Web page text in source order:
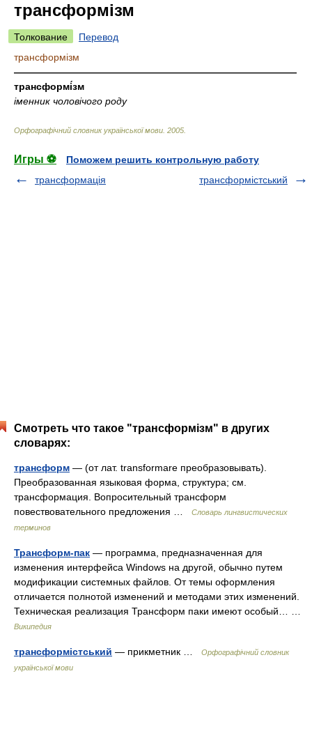
трансформізм
Толкование
Перевод
трансформізм
—————————————————————————————
трансформі́зм
іменник чоловічого роду
Орфографічний словник української мови 2005
Игры ⚽
Поможем решить контрольную работу
трансформація
трансформістський
Смотреть что такое "трансформізм" в других
словарях:
трансформ — (от лат. transformare преобразовывать).
Преобразованная языковая форма, структура; см.
трансформация. Вопросительный трансформ
повествовательного предложения …
Словарь лингвистических
терминов
Трансформ-пак — программа, предназначенная для
изменения интерфейса Windows на другой, обычно путем
модификации системных файлов. От темы оформления
отличается полнотой изменений и методами этих изменений.
Техническая реализация Трансформ паки имеют особый… …
Википедия
трансформістський — прикметник …
Орфографічний словник
української мови